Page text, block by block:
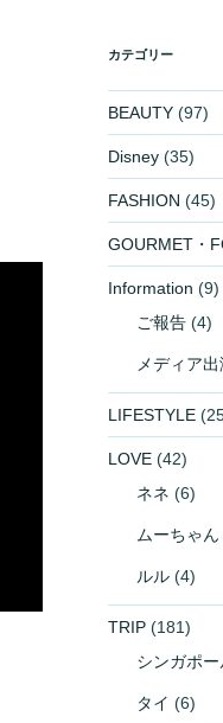
カテゴリー
BEAUTY(97)
Disney(35)
FASHION (45)
GOURMET・
Information (9)
ご報告(4)
メディア出
LIFESTYLE
LOVE(42)
ネネ (6)
ムーちゃん
ルル(4)
TRIP(181)
シンガポー
タイ (6)